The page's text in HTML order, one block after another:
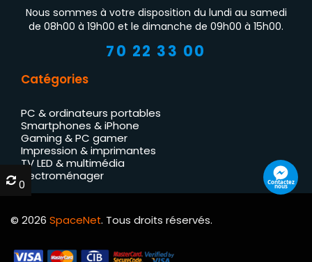
Nous sommes à votre disposition du lundi au samedi
de 08h00 à 19h00 et le dimanche de 09h00 à 15h00.
70 22 33 00
Catégories
PC & ordinateurs portables
Smartphones & iPhone
Gaming & PC gamer
Impression & imprimantes
TV LED & multimédia
Électroménager
© 2026 SpaceNet. Tous droits réservés.
Contactez
nous
0
0